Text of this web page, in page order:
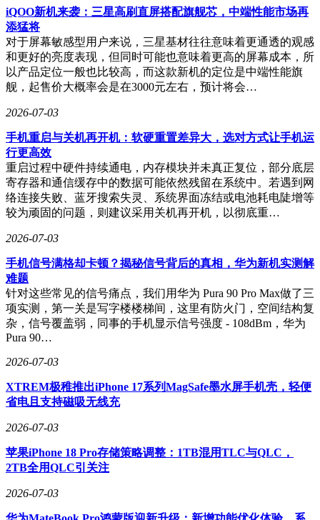
iQOO新机来袭：三星高刷直屏搭配旗舰芯，中端性能市场再
添猛将
对于屏幕敏感型用户来说，三星基材往往意味着更通透的观感
和更好的亮度表现，但同时可能也意味着更高的屏幕成本，所
以产品定位一般也比较高，而这款新机的定位是中端性能旗
舰，起售价大概率会是在3000元左右，预计将会…
2026-07-03
手机重启与关机再开机：软硬重置差异大，选对方式让手机运
行更高效
重启过程中硬件持续通电，内存模块并未真正复位，部分底层
寄存器和通信缓存中的数据可能依然残留在系统中。若遇到网
络连接失败、蓝牙搜索失灵、系统界面冻结或电池耗电陡增等
较为顽固的问题，则建议采用关机再开机，以彻底重…
2026-07-03
手机信号满格却卡顿？揭秘信号背后的真相，华为新机实测解
难题
针对这些常见的信号痛点，我们用华为 Pura 90 Pro Max做了三
项实测，第一关是写字楼楼梯间，这里有防火门，空间结构复
杂，信号覆盖弱，同事的手机显示信号强度 - 108dBm，华为
Pura 90…
2026-07-03
XTREM极稚推出iPhone 17系列MagSafe墨水屏手机壳，轻便
省电且支持磁吸无线充
2026-07-03
苹果iPhone 18 Pro存储策略调整：1TB混用TLC与QLC，
2TB全用QLC引关注
2026-07-03